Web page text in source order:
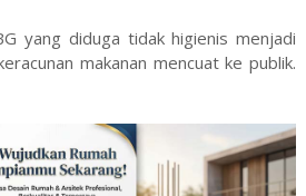
yang diduga tidak higienis menjadi
makanan mencuat ke publik.